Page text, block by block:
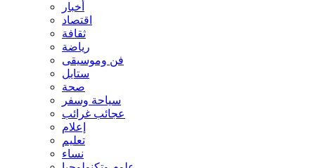
أخبار
اقتصاد
ثقافة
رياضة
فن وموسيقى
ستايل
صحة
سياحة وسفر
عجائب غرائب
إعلام
تعليم
نساء